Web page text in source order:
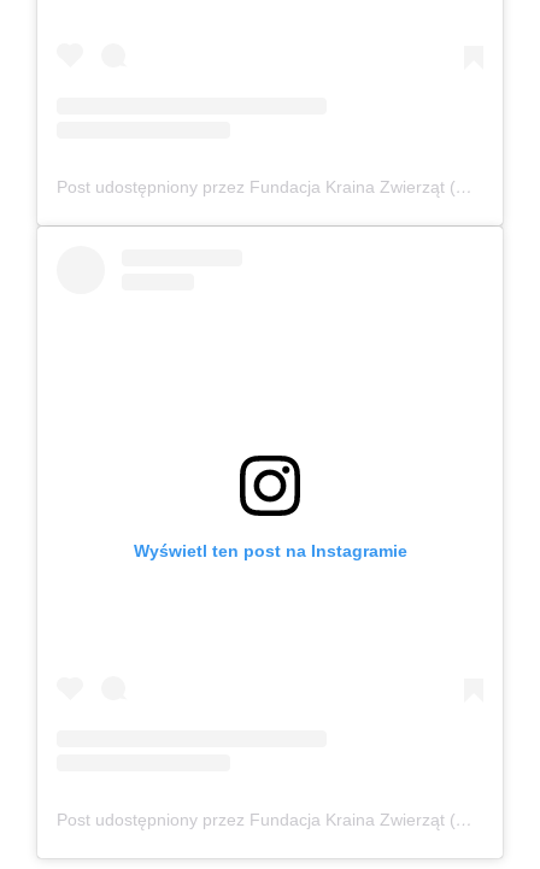
Post udostępniony przez Fundacja Kraina Zwierząt (@fundacjakrainazwierzat)
Wyświetl ten post na Instagramie
Post udostępniony przez Fundacja Kraina Zwierząt (@fundacjakrainazwierzat)